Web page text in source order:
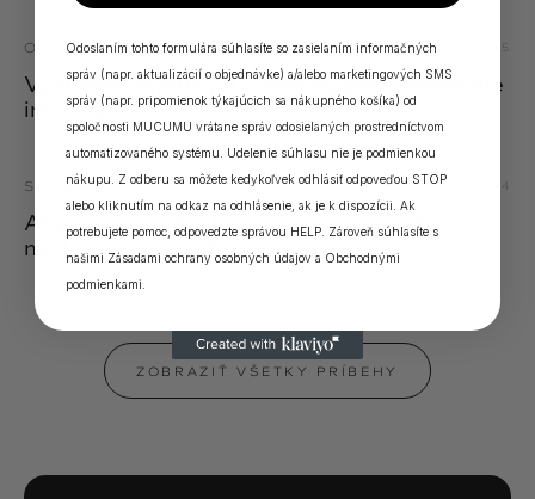
ODPOVEDE 18.04.2025
Výživové doplnky a vitamíny pre posilnenie
imunity
SLOVNÍK 02.06.2024
Aké sú príznaky kožných alergií a ako ich
možno zvládnuť?
ZOBRAZIŤ VŠETKY PRÍBEHY
Odoslaním tohto formulára súhlasíte so zasielaním informačných
správ (napr. aktualizácií o objednávke) a/alebo marketingových SMS
správ (napr. pripomienok týkajúcich sa nákupného košíka) od
spoločnosti MUCUMU vrátane správ odosielaných prostredníctvom
automatizovaného systému. Udelenie súhlasu nie je podmienkou
nákupu. Z odberu sa môžete kedykoľvek odhlásiť odpoveďou STOP
alebo kliknutím na odkaz na odhlásenie, ak je k dispozícii. Ak
potrebujete pomoc, odpovedzte správou HELP. Zároveň súhlasíte s
našimi Zásadami ochrany osobných údajov a Obchodnými
podmienkami